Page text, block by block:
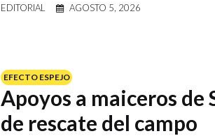
EDITORIAL AGOSTO 5, 2026
EFECTO ESPEJO
Apoyos a maiceros
de rescate del campo